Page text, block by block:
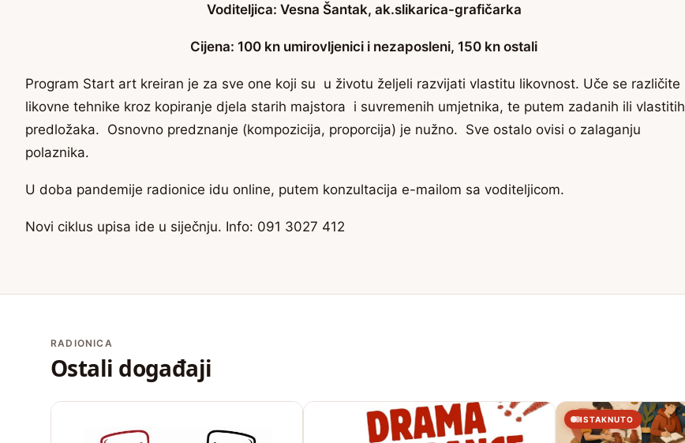
Voditeljica: Vesna Šantak, ak.slikarica-grafičarka
Cijena: 100 kn umirovljenici i nezaposleni, 150 kn ostali
Program Start art kreiran je za sve one koji su u životu željeli razvijati vlastitu likovnost. Uče se različite
likovne tehnike kroz kopiranje djela starih majstora i suvremenih umjetnika, te putem zadanih ili vlastitih
predložaka. Osnovno predznanje (kompozicija, proporcija) je nužno. Sve ostalo ovisi o zalaganju
polaznika.
U doba pandemije radionice idu online, putem konzultacija e-mailom sa voditeljicom.
Novi ciklus upisa ide u siječnju. Info: 091 3027 412
RADIONICA
Ostali događaji
ISTAKNUTO